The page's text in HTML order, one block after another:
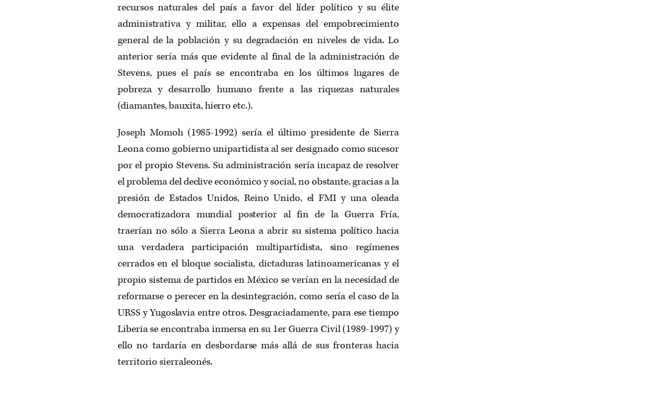
recursos naturales del país a favor del líder político y su élite
administrativa y militar, ello a expensas del empobrecimiento
general de la población y su degradación en niveles de vida. Lo
anterior sería más que evidente al final de la administración de
Stevens, pues el país se encontraba en los últimos lugares de
pobreza y desarrollo humano frente a las riquezas naturales
(diamantes, bauxita, hierro etc.).
Joseph Momoh (1985-1992) sería el último presidente de Sierra
Leona como gobierno unipartidista al ser designado como sucesor
por el propio Stevens. Su administración sería incapaz de resolver
el problema del declive económico y social, no obstante, gracias a la
presión de Estados Unidos, Reino Unido, el FMI y una oleada
democratizadora mundial posterior al fin de la Guerra Fría,
traerían no sólo a Sierra Leona a abrir su sistema político hacia
una verdadera participación multipartidista, sino regímenes
cerrados en el bloque socialista, dictaduras latinoamericanas y el
propio sistema de partidos en México se verían en la necesidad de
reformarse o perecer en la desintegración, como sería el caso de la
URSS y Yugoslavia entre otros. Desgraciadamente, para ese tiempo
Liberia se encontraba inmersa en su 1er Guerra Civil (1989-1997) y
ello no tardaría en desbordarse más allá de sus fronteras hacia
territorio sierraleonés.